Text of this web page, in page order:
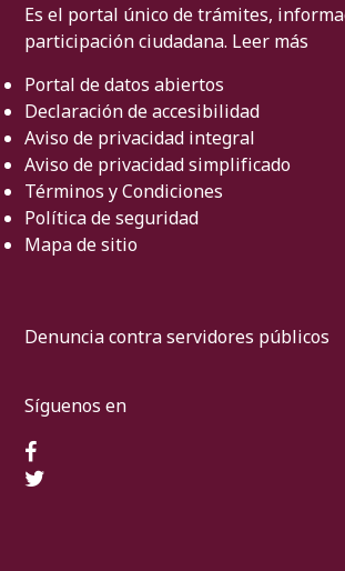
Es el portal único de trámites,
participación ciudadana. Leer más
Portal de datos abiertos
Declaración de accesibilidad
Aviso de privacidad integral
Aviso de privacidad simplificado
Términos y Condiciones
Política de seguridad
Mapa de sitio
Denuncia contra servidores públicos
Síguenos en